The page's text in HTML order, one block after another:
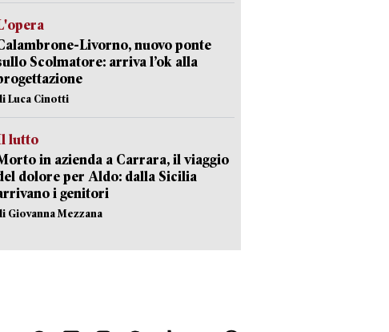
Livorno, nuovo ponte
Scolmatore: arriva l’ok alla
Luca Cinotti
lutto
in azienda a Carrara, il viaggio
dolore per Aldo: dalla Sicilia
i genitori
Giovanna Mezzana